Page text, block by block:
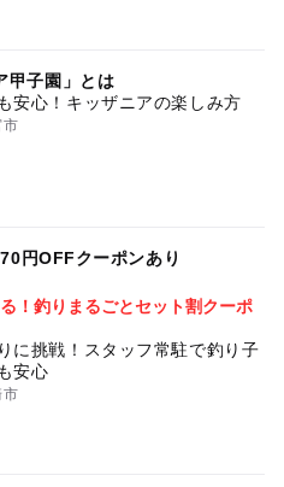
曲まで コンサートデビュー
マリンバ
甲子園」とは
安心！キッザニアの楽しみ方
市
円OFFクーポンあり
！釣りまるごとセット割クーポ
に挑戦！スタッフ常駐で釣り子
安心
市